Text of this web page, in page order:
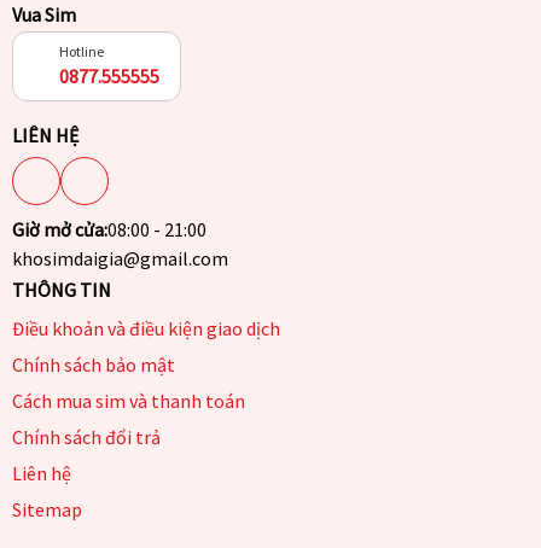
Vua Sim
Hotline
0877.555555
LIÊN HỆ
Giờ mở cửa:08:00 - 21:00
khosimdaigia@gmail.com
THÔNG TIN
Điều khoản và điều kiện giao dịch
Chính sách bảo mật
Cách mua sim và thanh toán
Chính sách đổi trả
Liên hệ
Sitemap